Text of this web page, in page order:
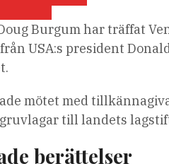
Burgum har träffat
USA:s president
mötet med
till landets
berättelser